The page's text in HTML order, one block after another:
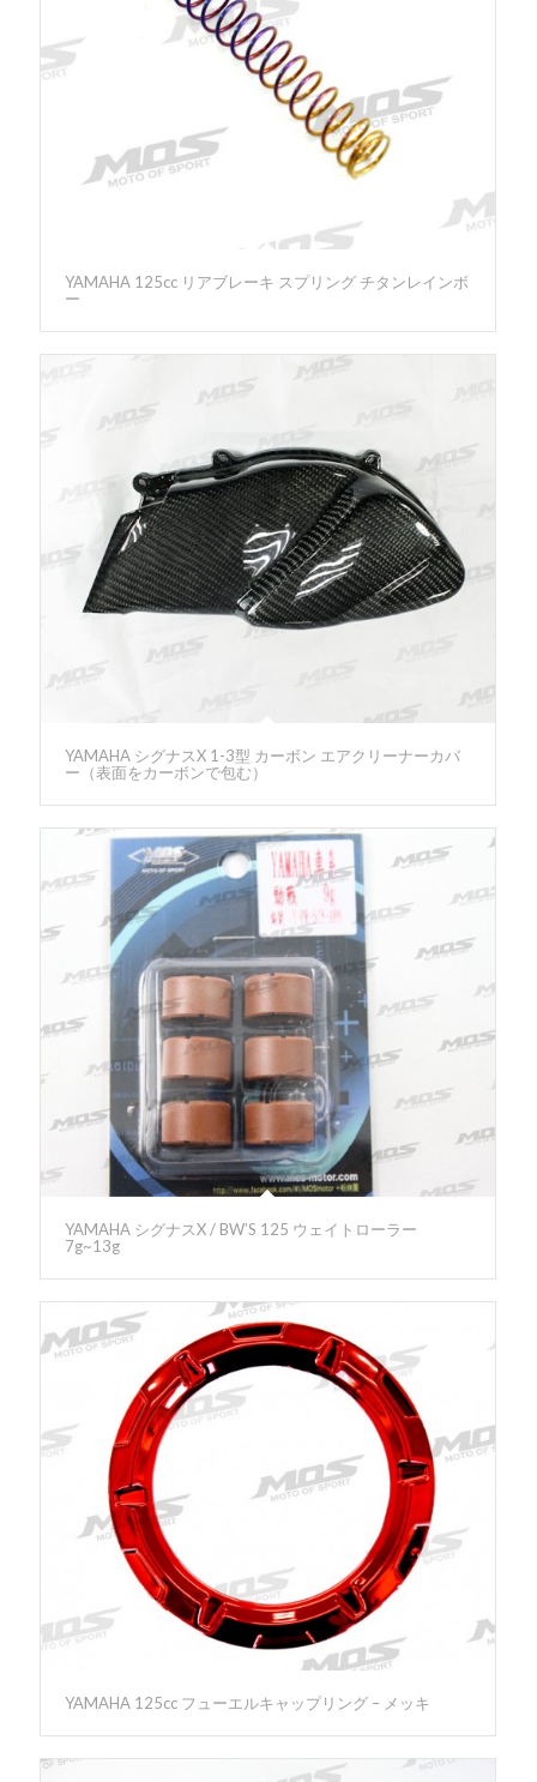
YAMAHA 125cc リアブレーキ スプリング チタンレインボ
ー
YAMAHA シグナスX 1-3型 カーボン エアクリーナーカバ
ー（表面をカーボンで包む）
YAMAHA シグナスX / BW’S 125 ウェイトローラー
7g~13g
YAMAHA 125cc フューエルキャップリング – メッキ